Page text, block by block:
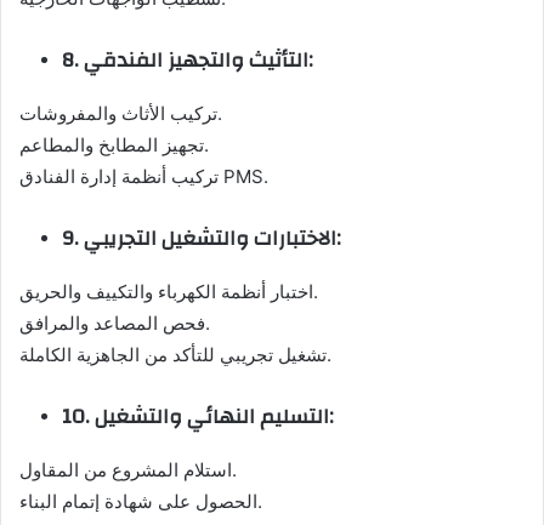
8. التأثيث والتجهيز الفندقي:
تركيب الأثاث والمفروشات.
تجهيز المطابخ والمطاعم.
تركيب أنظمة إدارة الفنادق PMS.
9. الاختبارات والتشغيل التجريبي:
اختبار أنظمة الكهرباء والتكييف والحريق.
فحص المصاعد والمرافق.
تشغيل تجريبي للتأكد من الجاهزية الكاملة.
10. التسليم النهائي والتشغيل:
استلام المشروع من المقاول.
الحصول على شهادة إتمام البناء.